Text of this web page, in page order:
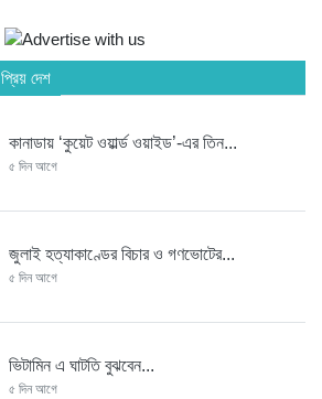
প্রিয় দেশ
কানাডায় ‘কুয়েট ওয়ার্ল্ড ওয়াইড’-এর তিন...
৫ দিন আগে
জুলাই হত্যাকাণ্ডের বিচার ও গণভোটের...
৫ দিন আগে
ভিটামিন এ ঘাটতি বুঝবেন...
৫ দিন আগে